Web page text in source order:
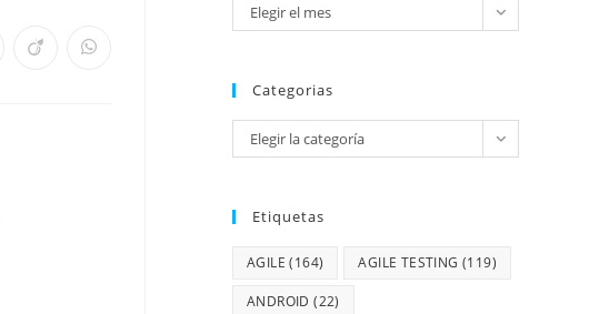
Elegir el mes
Categorias
Elegir la categoría
Etiquetas
AGILE (164) AGILE TESTING (119)
ANDROID (22)